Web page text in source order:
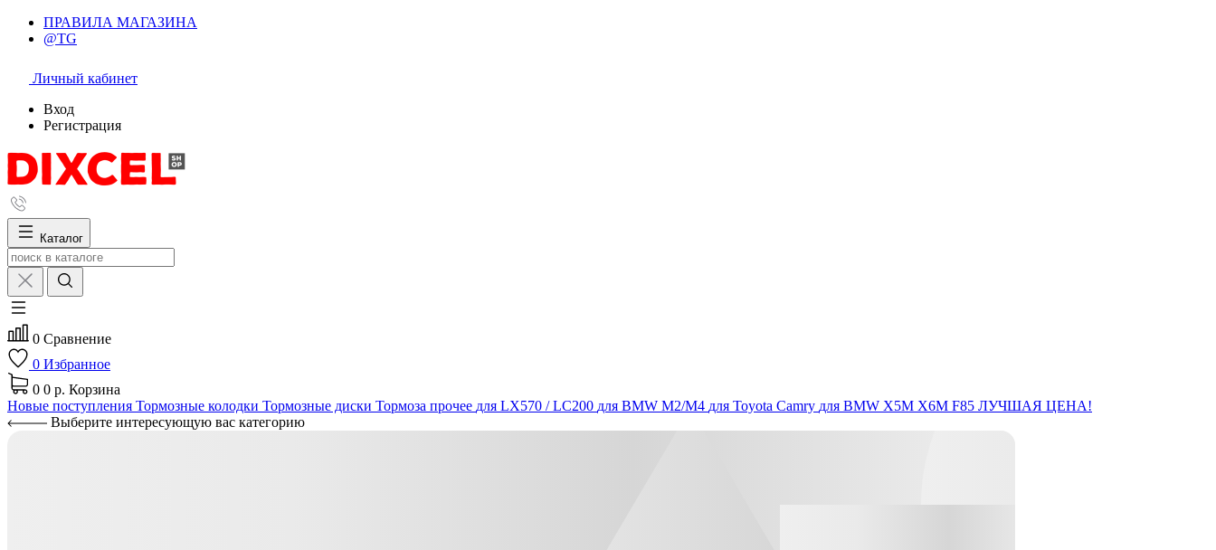
ПРАВИЛА МАГАЗИНА
@TG
Личный кабинет
Вход
Регистрация
Каталог
0 Сравнение
0 Избранное
0 0 р. Корзина
Новые поступления Тормозные колодки Тормозные диски Тормоза прочее для LX570 / LC200 для BMW M2/M4 для Toyota Camry для BMW X5M X6M F85 ЛУЧШАЯ ЦЕНА!
Выберите интересующую вас категорию